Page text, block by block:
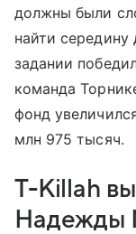
должны были
найти середину
задании
команда
фонд
млн 975 тысяч.
T-Killah
Надежды